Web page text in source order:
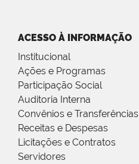
ACESSO À INFORMAÇÃO
Institucional
Ações e Programas
Participação Social
Auditoria Interna
Convênios e Transferências
Receitas e Despesas
Licitações e Contratos
Servidores